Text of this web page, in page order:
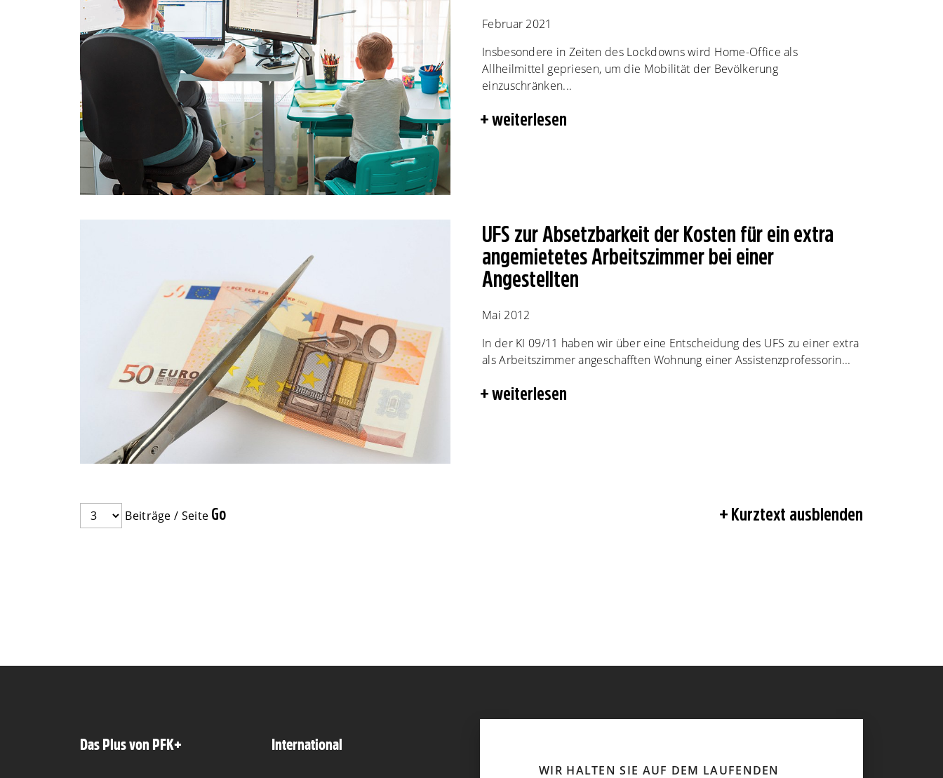
Februar 2021
Insbesondere in Zeiten des Lockdowns wird Home-Office als
Allheilmittel gepriesen, um die Mobilität der Bevölkerung
einzuschränken...
weiterlesen
UFS zur Absetzbarkeit der Kosten für ein extra
angemietetes Arbeitszimmer bei einer
Angestellten
Mai 2012
In der KI 09/11 haben wir über eine Entscheidung des UFS zu einer extra
als Arbeitszimmer angeschafften Wohnung einer Assistenzprofessorin...
weiterlesen
Beiträge / Seite Kurztext ausblenden
Das Plus von PFK+ International
WIR HALTEN SIE AUF DEM LAUFENDEN